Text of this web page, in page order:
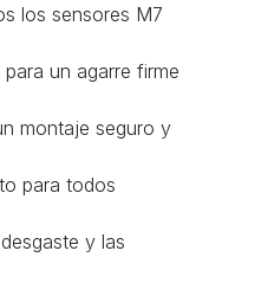
los sensores M7
un agarre firme
montaje seguro y
para todos
y las